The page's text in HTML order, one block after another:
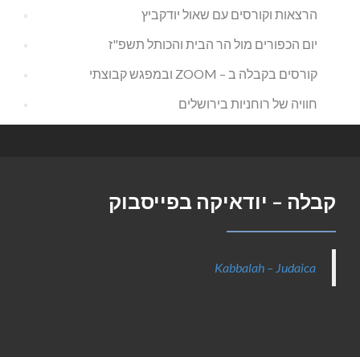
הרצאות וקורסים עם שאול יודקביץ
יום הכפורים מול הר הבית והכותל תשפ"ז
קורסים בקבלה ב – ZOOM ובמפגש קבוצתי
חוויה של רוחניות בירושלים
קבלה – יודאיקה בפייסבוק
Kabbalah – Judaica